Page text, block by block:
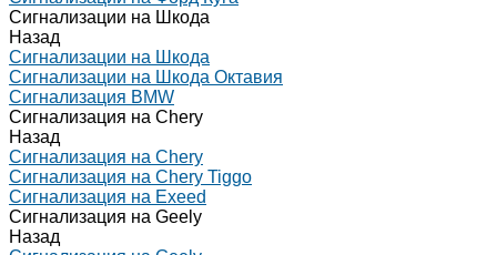
Сигнализации на Шкода
Назад
Сигнализации на Шкода
Сигнализации на Шкода Октавия
Сигнализация BMW
Сигнализация на Chery
Назад
Сигнализация на Chery
Сигнализация на Chery Tiggo
Сигнализация на Exeed
Сигнализация на Geely
Назад